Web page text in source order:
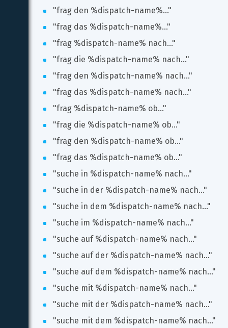
"frag den %dispatch-name%..."
"frag das %dispatch-name%..."
"frag %dispatch-name% nach..."
"frag die %dispatch-name% nach..."
"frag den %dispatch-name% nach..."
"frag das %dispatch-name% nach..."
"frag %dispatch-name% ob..."
"frag die %dispatch-name% ob..."
"frag den %dispatch-name% ob..."
"frag das %dispatch-name% ob..."
"suche in %dispatch-name% nach..."
"suche in der %dispatch-name% nach..."
"suche in dem %dispatch-name% nach..."
"suche im %dispatch-name% nach..."
"suche auf %dispatch-name% nach..."
"suche auf der %dispatch-name% nach..."
"suche auf dem %dispatch-name% nach..."
"suche mit %dispatch-name% nach..."
"suche mit der %dispatch-name% nach..."
"suche mit dem %dispatch-name% nach..."